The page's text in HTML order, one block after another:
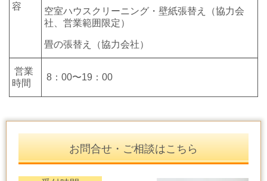
容
空室ハウスクリーニング・壁紙張替え（協力会
社、営業範囲限定）
畳の張替え（協力会社）
営業
時間
8：00〜19：00
お問合せ・ご相談はこちら